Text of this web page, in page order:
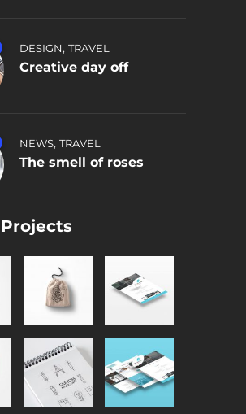
DESIGN, TRAVEL
Creative day off
NEWS, TRAVEL
The smell of roses